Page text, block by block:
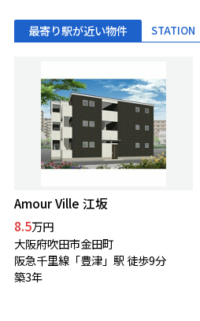
最寄り駅が近い物件 STATION
Amour Ville 江坂
8.5万円
大阪府吹田市金田町
阪急千里線「豊津」駅 徒歩9分
築3年